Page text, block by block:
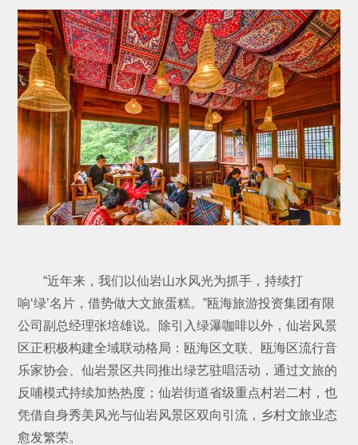
“近年来，我们以仙岩山水风光为抓手，持续打
响‘绿’名片，借势做大文旅蛋糕。”瓯海旅游投资集团有限
公司副总经理张培雄说。除引入绿瀑咖啡以外，仙岩风景
区正积极构建全域联动格局：瓯海区文联、瓯海区流行音
乐家协会、仙岩景区共同推出绿艺驻唱活动，通过文旅的
反哺模式持续加热热度；仙岩街道省级重点村岩二村，也
凭借自身秀美风光与仙岩风景区双向引流，乡村文旅业态
愈发繁荣。